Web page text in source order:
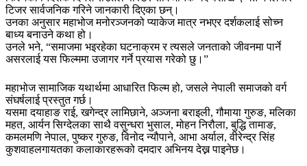
टिजर सार्वजनिक गरिने जानकारी दिएका छन्।
उनका अनुसार महाभोज मनोरञ्जनको प्याकेज मात्र नभएर दर्शकलाई सोच्न
बाध्य बनाउने कथा हो।
उनले भने, “समाजमा भइरहेका घटनाक्रम र त्यसले जनताको जीवनमा पार्ने
असरलाई यस फिल्ममा उजागर गर्ने प्रयास गरेको छु।”
महाभोज सामाजिक यथार्थमा आधारित फिल्म हो, जसले नेपाली समाजको वर्ग
संघर्षलाई प्रस्तुत गर्छ।
यसमा दयाहाङ राई, खगेन्द्र लामिछाने, अञ्जना बराइली, गौमाया गुरुङ, मलिका
महत, आर्यन सिग्देलका साथै वसुन्धरा भुसाल, मोहन निरौला, बुद्धि तामाङ,
कमलमणि नेपाल, पुष्कर गुरुङ, विनोद न्यौपाने, आभा अर्याल, वीरेन्द्र सिंह
कुशवाहलगायतका कलाकारहरूको दमदार अभिनय देख्न पाइनेछ।